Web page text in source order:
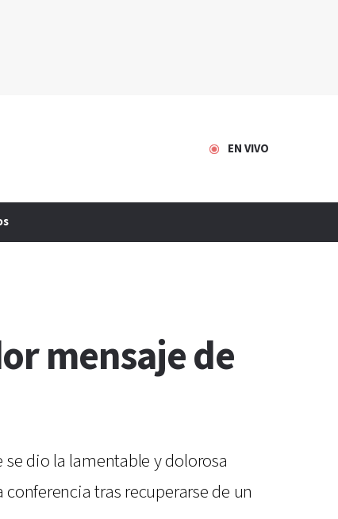
EN VIVO
mensaje de
dio la lamentable y dolorosa
tras recuperarse de un